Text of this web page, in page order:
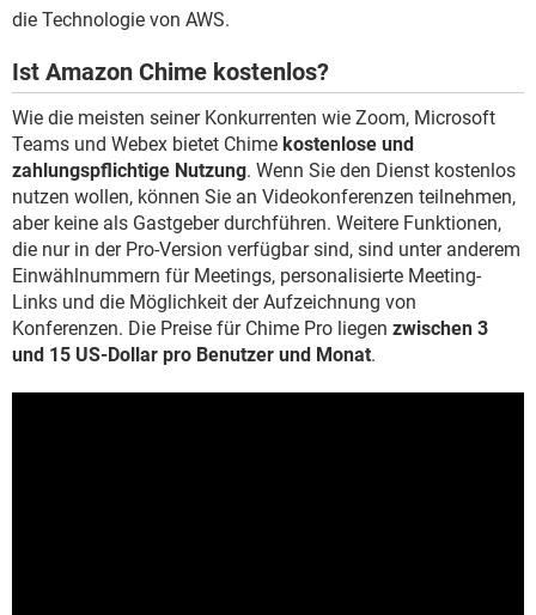
die Technologie von AWS.
Ist Amazon Chime kostenlos?
Wie die meisten seiner Konkurrenten wie Zoom, Microsoft
Teams und Webex bietet Chime kostenlose und
zahlungspflichtige Nutzung. Wenn Sie den Dienst kostenlos
nutzen wollen, können Sie an Videokonferenzen teilnehmen,
aber keine als Gastgeber durchführen. Weitere Funktionen,
die nur in der Pro-Version verfügbar sind, sind unter anderem
Einwählnummern für Meetings, personalisierte Meeting-
Links und die Möglichkeit der Aufzeichnung von
Konferenzen. Die Preise für Chime Pro liegen zwischen 3
und 15 US-Dollar pro Benutzer und Monat.